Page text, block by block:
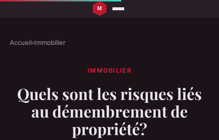
Accueil›Immobilier
IMMOBILIER
Quels sont les risques liés
au démembrement de
propriété?